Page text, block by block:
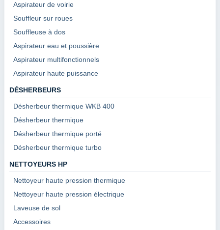
Aspirateur de voirie
Souffleur sur roues
Souffleuse à dos
Aspirateur eau et poussière
Aspirateur multifonctionnels
Aspirateur haute puissance
DÉSHERBEURS
Désherbeur thermique WKB 400
Désherbeur thermique
Désherbeur thermique porté
Désherbeur thermique turbo
NETTOYEURS HP
Nettoyeur haute pression thermique
Nettoyeur haute pression électrique
Laveuse de sol
Accessoires